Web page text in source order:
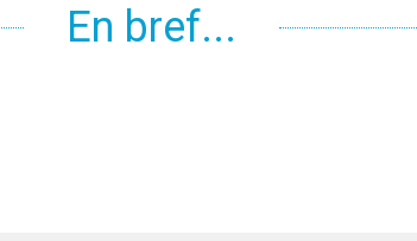
En bref...